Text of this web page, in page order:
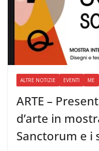
ALTRE NOTIZIE EVENTI ME
ARTE –
d’arte in
Sanctorum e i